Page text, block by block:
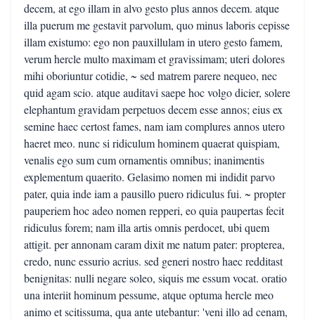
decem, at ego illam in alvo gesto plus annos decem. atque
illa puerum me gestavit parvolum, quo minus laboris cepisse
illam existumo: ego non pauxillulam in utero gesto famem,
verum hercle multo maximam et gravissimam; uteri dolores
mihi oboriuntur cotidie, ~ sed matrem parere nequeo, nec
quid agam scio. atque auditavi saepe hoc volgo dicier, solere
elephantum gravidam perpetuos decem esse annos; eius ex
semine haec certost fames, nam iam complures annos utero
haeret meo. nunc si ridiculum hominem quaerat quispiam,
venalis ego sum cum ornamentis omnibus; inanimentis
explementum quaerito. Gelasimo nomen mi indidit parvo
pater, quia inde iam a pausillo puero ridiculus fui. ~ propter
pauperiem hoc adeo nomen repperi, eo quia paupertas fecit
ridiculus forem; nam illa artis omnis perdocet, ubi quem
attigit. per annonam caram dixit me natum pater: propterea,
credo, nunc essurio acrius. sed generi nostro haec redditast
benignitas: nulli negare soleo, siquis me essum vocat. oratio
una interiit hominum pessume, atque optuma hercle meo
animo et scitissuma, qua ante utebantur: 'veni illo ad cenam,